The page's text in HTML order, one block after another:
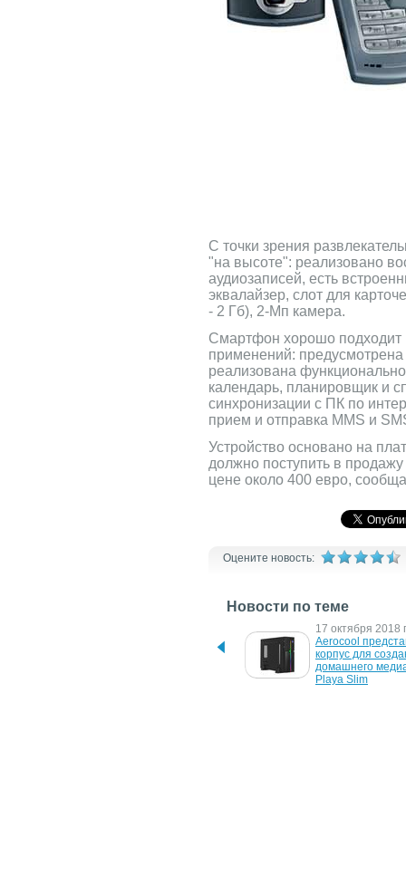
С точки зрения
"на высоте": реализовано
аудиозаписей, есть
эквалайзер, слот для
- 2 Гб), 2-Мп камера.
Смартфон хорошо подходит
применений: предусмотрена
реализована
календарь, планировщик и
синхронизации с ПК по
прием и отправка MMS и
Устройство основано на
должно поступить в
цене около 400 евро,
Оцените новость:
Новости по теме
17 октября 2018
Aerocool
корпус для
домашнего
Playa Slim